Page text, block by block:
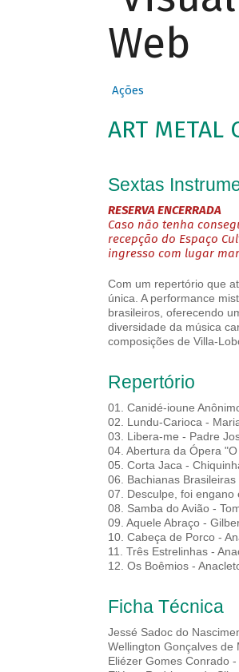
Web
Ações
ART
Sextas
RESERVA ENCERRADA
Caso não tenha
recepção do Espaço
ingresso com lugar
Com um repertório que
única. A performance
brasileiros, oferecendo
diversidade da música
composições de Villa-
Repertório
01. Canidé-ioune
02. Lundu-Carioca -
03. Libera-me - Padre
04. Abertura da Ópera
05. Corta Jaca -
06. Bachianas
07. Desculpe, foi engano
08. Samba do Avião -
09. Aquele Abraço -
10. Cabeça de Porco -
11. Três Estrelinhas -
12. Os Boêmios -
Ficha Técnica
Jessé Sadoc do
Wellington Gonçalves de
Eliézer Gomes Conrado